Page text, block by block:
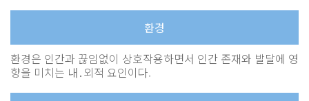
환경
환경은 인간과 끊임없이 상호작용하면서 인간 존재와 발달에 영
향을 미치는 내․외적 요인이다.